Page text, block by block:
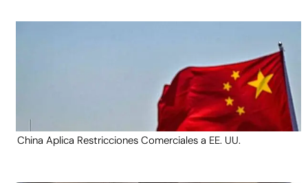
China Aplica Restricciones Comerciales a EE. UU.